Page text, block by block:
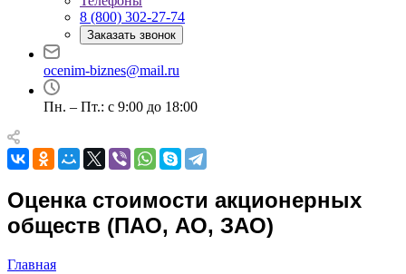
8 (800) 302-27-74
Заказать звонок
ocenim-biznes@mail.ru
Пн. – Пт.: с 9:00 до 18:00
Оценка стоимости акционерных
обществ (ПАО, АО, ЗАО)
Главная
Например: Славянск-на-Кубани
Абдулино
Абинск
Аксай
Алушта
Альметьевск
Анапа